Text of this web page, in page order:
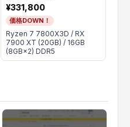
¥331,800
価格DOWN！
Ryzen 7 7800X3D / RX
7900 XT (20GB) / 16GB
(8GB×2) DDR5